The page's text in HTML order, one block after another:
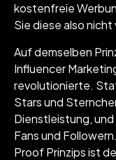
kostenfreie
Sie diese also
Auf demselben
Influencer
revolutionierte.
Stars und
Dienstleistung,
Fans und
Proof Prinzips ist